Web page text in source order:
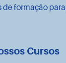
de formação
Cursos